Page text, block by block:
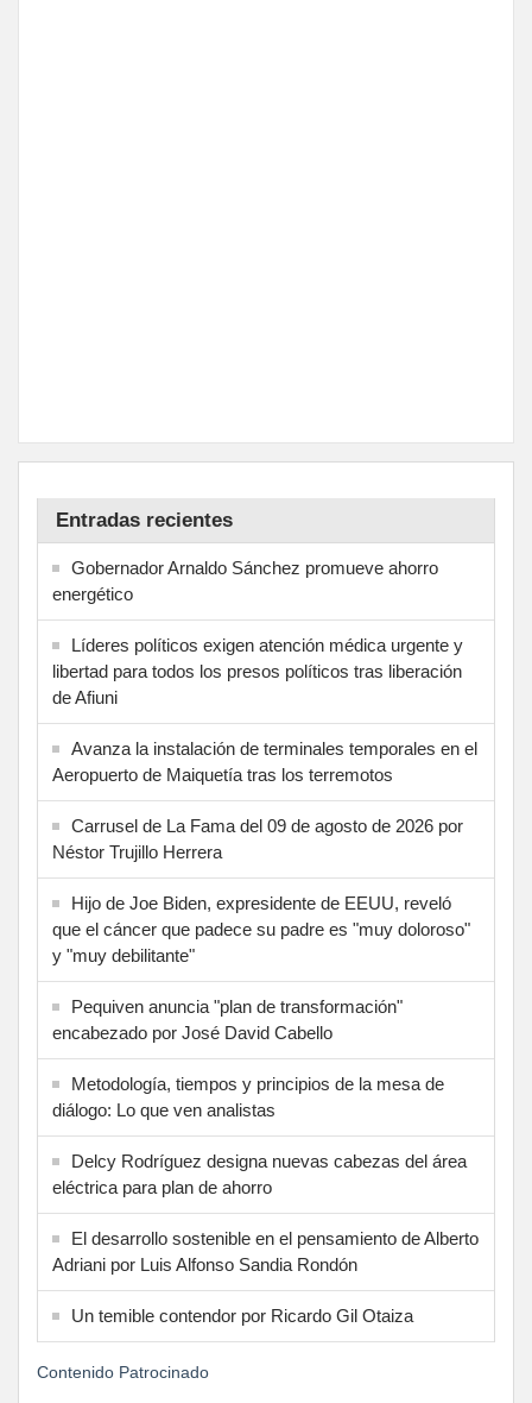
Entradas recientes
Gobernador Arnaldo Sánchez promueve ahorro
energético
Líderes políticos exigen atención médica urgente y
libertad para todos los presos políticos tras liberación
de Afiuni
Avanza la instalación de terminales temporales en el
Aeropuerto de Maiquetía tras los terremotos
Carrusel de La Fama del 09 de agosto de 2026 por
Néstor Trujillo Herrera
Hijo de Joe Biden, expresidente de EEUU, reveló
que el cáncer que padece su padre es "muy doloroso"
y "muy debilitante"
Pequiven anuncia "plan de transformación"
encabezado por José David Cabello
Metodología, tiempos y principios de la mesa de
diálogo: Lo que ven analistas
Delcy Rodríguez designa nuevas cabezas del área
eléctrica para plan de ahorro
El desarrollo sostenible en el pensamiento de Alberto
Adriani por Luis Alfonso Sandia Rondón
Un temible contendor por Ricardo Gil Otaiza
Contenido Patrocinado